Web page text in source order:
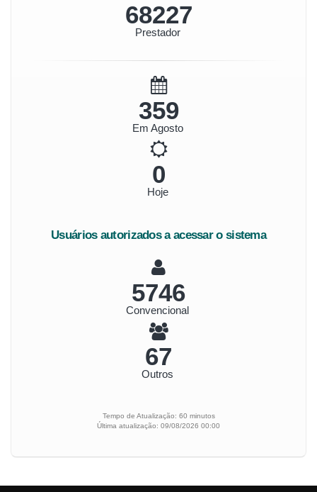
73476
Prestador
386
Em Agosto
0
Hoje
Usuários autorizados a acessar o sistema
6205
Convencional
72
Outros
Tempo de Atualização: 60 minutos
Última atualização: 09/08/2026 00:00